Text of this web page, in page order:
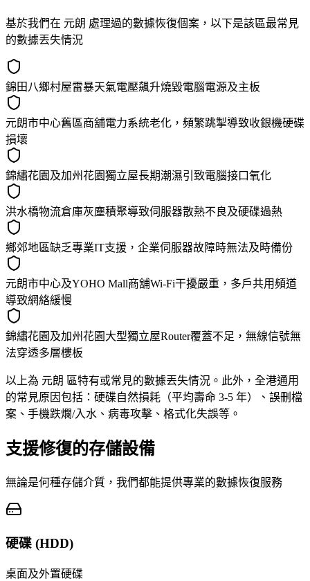
基於我們在 元朗 處理過的數據恢復個案，以下是該區最常見
的數據丟失情況
錦田八鄉村屋雷暴天氣電壓飆升燒毀電腦電源及主板
元朗市中心舊區商舖電力系統老化，頻繁跳掣導致收銀機硬碟
損壞
錦繡花園及加州花園獨立屋長期潮濕引致電腦接口氧化
洪水橋物流倉庫灰塵積聚導致伺服器散熱不良及硬碟過熱
鄉郊地區缺乏專業IT支援，企業伺服器故障時無法及時備份
元朗市中心及YOHO Mall商舖Wi-Fi干擾嚴重，多戶共用頻道
導致網絡緩慢
錦繡花園及加州花園大型獨立屋Router覆蓋不足，無線信號無
法穿透多層樓板
以上為 元朗 區特有或常見的數據丟失情況。此外，全港通用
的常見原因包括：硬碟自然損耗（平均壽命 3-5 年）、誤刪檔
案、手機跌爛/入水、病毒攻擊、格式化失誤等。
支援修復的存儲設備
無論是何種存儲介質，我們都能提供專業的數據恢復服務
硬碟 (HDD)
桌面及外置硬碟